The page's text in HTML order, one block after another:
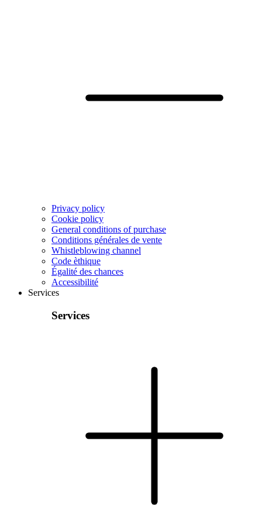
Privacy policy
Cookie policy
General conditions of purchase
Conditions générales de vente
Whistleblowing channel
Code èthique
Égalité des chances
Accessibilité
Services
Services